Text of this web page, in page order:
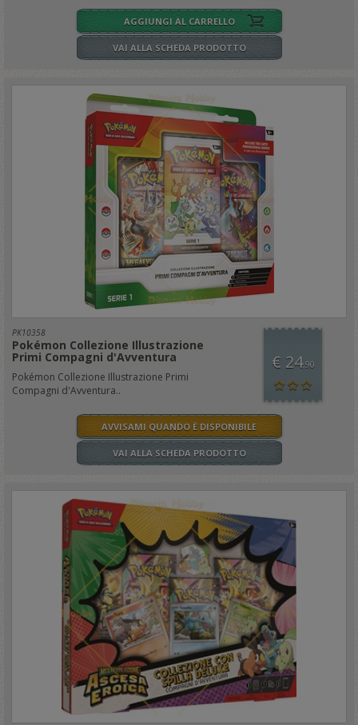
AGGIUNGI AL CARRELLO
VAI ALLA SCHEDA PRODOTTO
PK10358
Pokémon Collezione Illustrazione
Primi Compagni d'Avventura
Pokémon Collezione Illustrazione Primi
Compagni d'Avventura..
€ 24,90
AVVISAMI QUANDO È DISPONIBILE
VAI ALLA SCHEDA PRODOTTO